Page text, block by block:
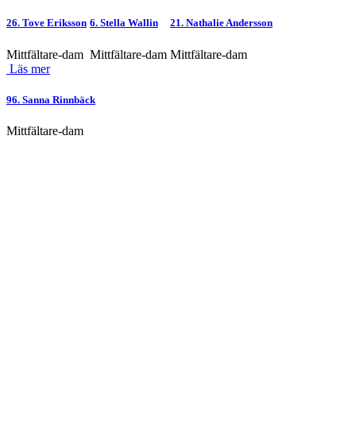
26. Tove Eriksson
Mittfältare-dam
6. Stella Wallin
Mittfältare-dam
21. Nathalie Andersson
Mittfältare-dam
Läs mer
96. Sanna Rinnbäck
Mittfältare-dam